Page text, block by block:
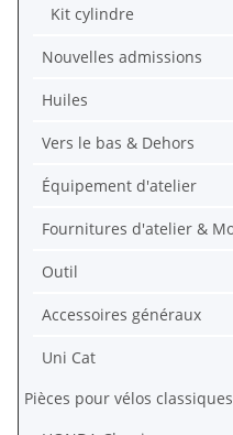
Kit cylindre
Nouvelles admissions
Huiles
Vers le bas & Dehors
Équipement d'atelier
Fournitures d'atelier &
Outil
Accessoires généraux
Uni Cat
Pièces pour vélos classiques